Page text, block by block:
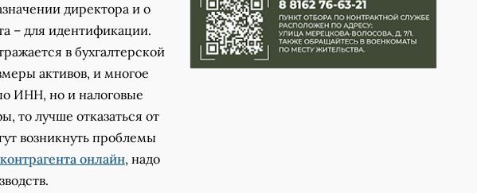
директора и о
– для идентификации.
в бухгалтерской
активов, и многое
ИНН, но и налоговые
то лучше отказаться от
возникнуть проблемы
онлайн, надо